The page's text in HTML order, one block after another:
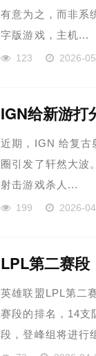
有意为之，而非系
字版游戏，主机...
123 2026-
IGN给新游打
近期，IGN 给复古
圈引发了轩然大波
射击游戏杀人...
199 2026-
LPL第二赛段
英雄联盟LPL第二
赛段的排名，14支
段，登峰组将进行